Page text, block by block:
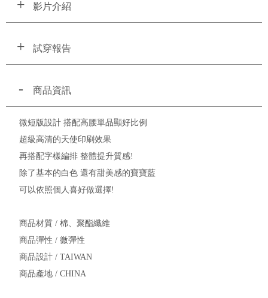
影片介紹
試穿報告
商品資訊
微短版設計 搭配高腰單品顯好比例
超級高清的天使印刷效果
再搭配字樣編排 整體提升質感!
除了基本的白色 還有甜美感的寶寶藍
可以依照個人喜好做選擇!
商品材質 / 棉、聚酯纖維
商品彈性 / 微彈性
商品設計 / TAIWAN
商品產地 / CHINA